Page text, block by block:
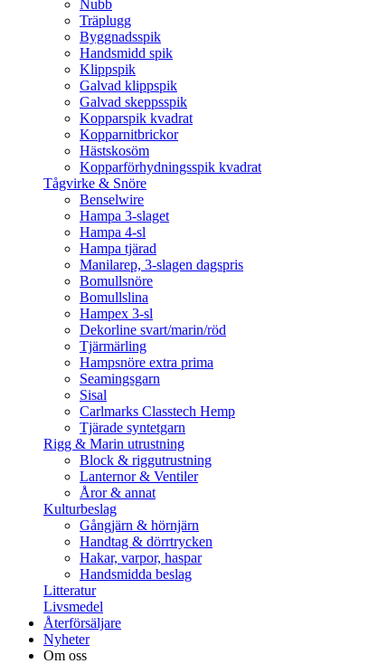
Nubb
Träplugg
Byggnadsspik
Handsmidd spik
Klippspik
Galvad klippspik
Galvad skeppsspik
Kopparspik kvadrat
Kopparnitbrickor
Hästskosöm
Kopparförhydningsspik kvadrat
Tågvirke & Snöre
Benselwire
Hampa 3-slaget
Hampa 4-sl
Hampa tjärad
Manilarep, 3-slagen dagspris
Bomullsnöre
Bomullslina
Hampex 3-sl
Dekorline svart/marin/röd
Tjärmärling
Hampsnöre extra prima
Seamingsgarn
Sisal
Carlmarks Classtech Hemp
Tjärade syntetgarn
Rigg & Marin utrustning
Block & riggutrustning
Lanternor & Ventiler
Åror & annat
Kulturbeslag
Gångjärn & hörnjärn
Handtag & dörrtrycken
Hakar, varpor, haspar
Handsmidda beslag
Litteratur
Livsmedel
Återförsäljare
Nyheter
Om oss